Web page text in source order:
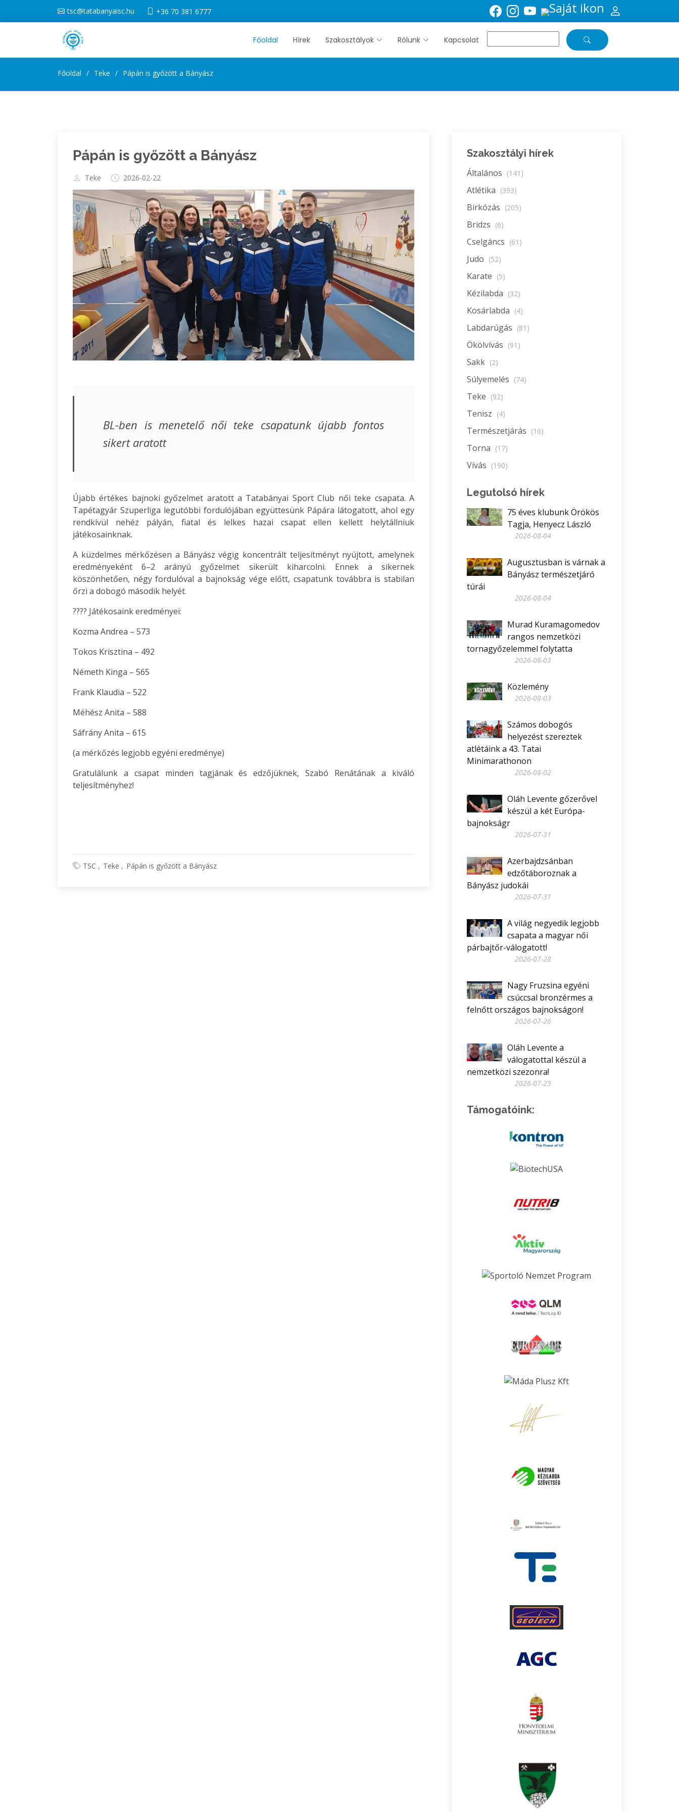
tsc@tatabanyaisc.hu +36 70 381 6777
Főoldal Hírek Szakosztályok Rólunk Kapcsolat
Főoldal Teke Pápán is győzött a Bányász
Pápán is győzött a Bányász
Teke 2026-02-22
BL-ben is menetelő női teke csapatunk újabb fontos
sikert aratott
Újabb értékes bajnoki győzelmet aratott a Tatabányai Sport Club női teke csapata. A
Tapétagyár Szuperliga legutóbbi fordulójában együttesünk Pápára látogatott, ahol egy
rendkívül nehéz pályán, fiatal és lelkes hazai csapat ellen kellett helytállniuk
játékosainknak.
A küzdelmes mérkőzésen a Bányász végig koncentrált teljesítményt nyújtott, amelynek
eredményeként 6–2 arányú győzelmet sikerült kiharcolni. Ennek a sikernek
köszönhetően, négy fordulóval a bajnokság vége előtt, csapatunk továbbra is stabilan
őrzi a dobogó második helyét.
???? Játékosaink eredményei:
Kozma Andrea – 573
Tokos Krisztina – 492
Németh Kinga – 565
Frank Klaudia – 522
Méhész Anita – 588
Sáfrány Anita – 615
(a mérkőzés legjobb egyéni eredménye)
Gratulálunk a csapat minden tagjának és edzőjüknek, Szabó Renátának a kiváló
teljesítményhez!
TSC Teke Pápán is győzött a Bányász
Szakosztályi hírek
Általános (141)
Atlétika (393)
Birkózás (205)
Bridzs (6)
Cselgáncs (61)
Judo (52)
Karate (5)
Kézilabda (32)
Kosárlabda (4)
Labdarúgás (81)
Ökölvívás (91)
Sakk (2)
Súlyemelés (74)
Teke (92)
Tenisz (4)
Természetjárás (16)
Torna (17)
Vívás (190)
Legutolsó hírek
75 éves klubunk Örökös
Tagja, Henyecz László
2026-08-04
Augusztusban is várnak a
Bányász természetjáró
túrái
2026-08-04
Murad Kuramagomedov
rangos nemzetközi
tornagyőzelemmel folytatta
2026-08-03
Közlemény
2026-08-03
Számos dobogós
helyezést szereztek
atlétáink a 43. Tatai
Minimarathonon
2026-08-02
Oláh Levente gőzerővel
készül a két Európa-
bajnokságr
2026-07-31
Azerbajdzsánban
edzőtáboroznak a
Bányász judokái
2026-07-31
A világ negyedik legjobb
csapata a magyar női
párbajtőr-válogatott!
2026-07-28
Nagy Fruzsina egyéni
csúccsal bronzérmes a
felnőtt országos bajnokságon!
2026-07-26
Oláh Levente a
válogatottal készül a
nemzetközi szezonra!
2026-07-25
Támogatóink: